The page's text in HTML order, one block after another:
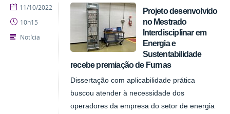
Projeto desenvolvido
no Mestrado
Interdisciplinar em
Energia e
Sustentabilidade
recebe premiação de Furnas
Dissertação com aplicabilidade prática
buscou atender à necessidade dos
operadores da empresa do setor de energia
publicado
11/10/2022
10h15
Notícia